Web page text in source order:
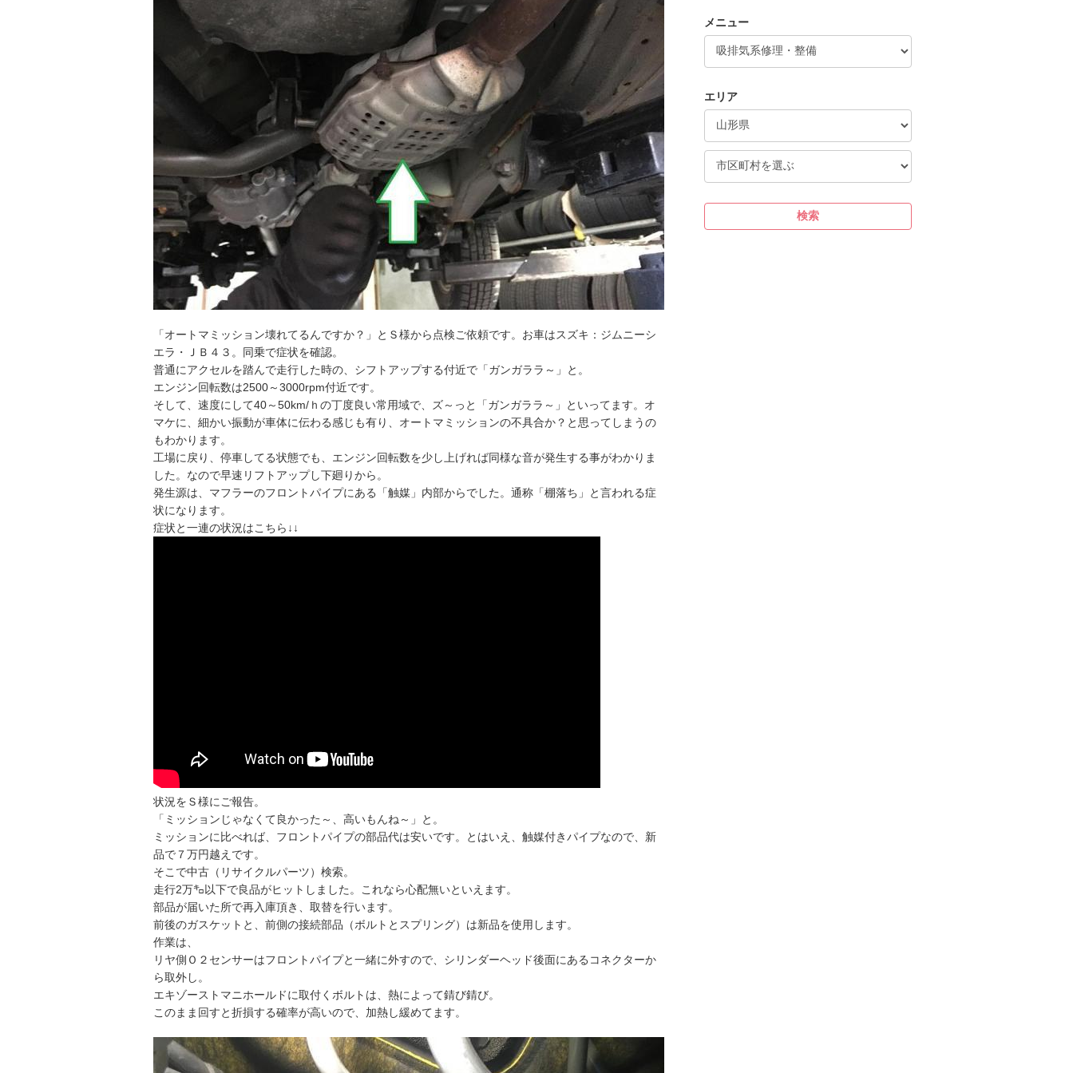
「オートマミッション壊れてるんですか？」とＳ様から点検ご依頼です。お車はスズキ：ジムニーシ
エラ・ＪＢ４３。同乗で症状を確認。
普通にアクセルを踏んで走行した時の、シフトアップする付近で「ガンガララ～」と。
エンジン回転数は2500～3000rpm付近です。
そして、速度にして40～50km/ｈの丁度良い常用域で、ズ～っと「ガンガララ～」といってます。オ
マケに、細かい振動が車体に伝わる感じも有り、オートマミッションの不具合か？と思ってしまうの
もわかります。
工場に戻り、停車してる状態でも、エンジン回転数を少し上げれば同様な音が発生する事がわかりま
した。なので早速リフトアップし下廻りから。
発生源は、マフラーのフロントパイプにある「触媒」内部からでした。通称「棚落ち」と言われる症
状になります。
症状と一連の状況はこちら↓↓
状況をＳ様にご報告。
「ミッションじゃなくて良かった～、高いもんね～」と。
ミッションに比べれば、フロントパイプの部品代は安いです。とはいえ、触媒付きパイプなので、新
品で７万円越えです。
そこで中古（リサイクルパーツ）検索。
走行2万㌔以下で良品がヒットしました。これなら心配無いといえます。
部品が届いた所で再入庫頂き、取替を行います。
前後のガスケットと、前側の接続部品（ボルトとスプリング）は新品を使用します。
作業は、
リヤ側Ｏ２センサーはフロントパイプと一緒に外すので、シリンダーヘッド後面にあるコネクターか
ら取外し。
エキゾーストマニホールドに取付くボルトは、熱によって錆び錆び。
このまま回すと折損する確率が高いので、加熱し緩めてます。
メニュー
エリア